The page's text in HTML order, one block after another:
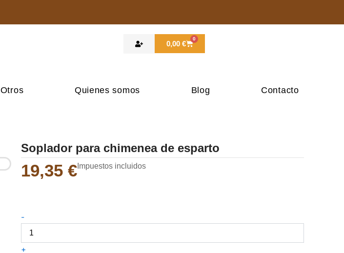
0,00 €
0
Carrito
Otros Quienes somos Blog Contacto
Soplador para chimenea de esparto
19,35 € Impuestos incluidos
-
para
chimenea
de
+